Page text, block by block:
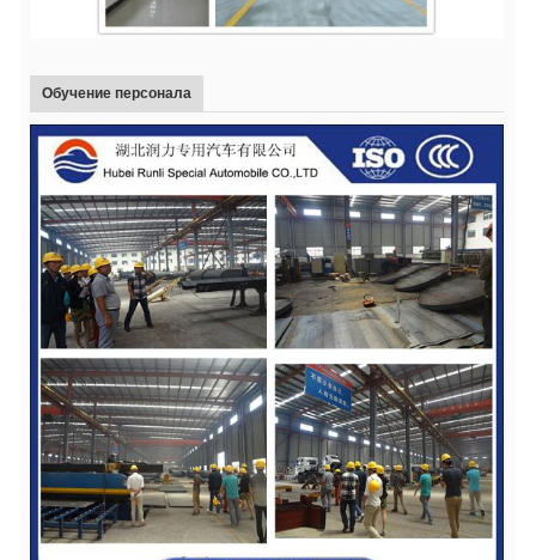
Обучение персонала